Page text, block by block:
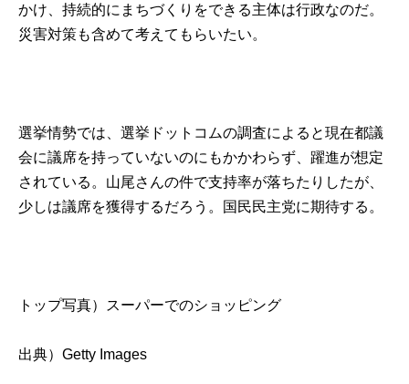
かけ、持続的にまちづくりをできる主体は行政なのだ。
災害対策も含めて考えてもらいたい。
選挙情勢では、選挙ドットコムの調査によると現在都議
会に議席を持っていないのにもかかわらず、躍進が想定
されている。山尾さんの件で支持率が落ちたりしたが、
少しは議席を獲得するだろう。国民民主党に期待する。
トップ写真）スーパーでのショッピング
出典）Getty Images